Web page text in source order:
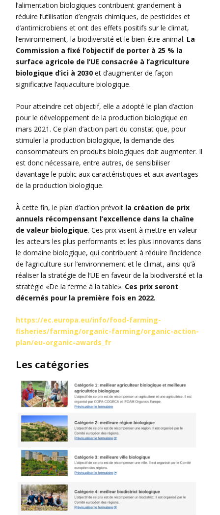
l’alimentation biologiques contribuent grandement à
réduire l’utilisation d’engrais chimiques, de pesticides et
d’antimicrobiens et ont des effets positifs sur le climat,
l’environnement, la biodiversité et le bien-être animal. La
Commission a fixé l’objectif de porter à 25 % la
surface agricole de l’UE consacrée à l’agriculture
biologique d’ici à 2030 et d’augmenter de façon
significative l’aquaculture biologique.
Pour atteindre cet objectif, elle a adopté le plan d’action
pour le développement de la production biologique en
mars 2021. Ce plan d’action part du constat que, pour
stimuler la production biologique, la demande des
consommateurs en produits biologiques doit augmenter. Il
est donc nécessaire, entre autres, de sensibiliser
davantage le public aux caractéristiques et aux avantages
de la production biologique.
À cette fin, le plan d’action prévoit la création de prix
annuels récompensant l’excellence dans la chaîne
de valeur biologique. Ces prix visent à mettre en valeur
les acteurs les plus performants et les plus innovants dans
le domaine biologique, qui contribuent à réduire l’incidence
de l’agriculture sur l’environnement et le climat, ainsi qu’à
réaliser la stratégie de l’UE en faveur de la biodiversité et la
stratégie «De la ferme à la table». Ces prix seront
décernés pour la première fois en 2022.
https://ec.europa.eu/info/food-farming-
fisheries/farming/organic-farming/organic-action-
plan/eu-organic-awards_fr
Les catégories